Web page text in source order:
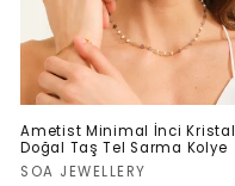
Ametist Minimal İnci Kristal
Doğal Taş Tel Sarma Kolye
Satıcı:
SOA JEWELLERY